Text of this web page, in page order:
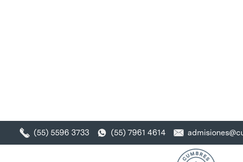
(55) 5596 3733 (55) 7961 4614